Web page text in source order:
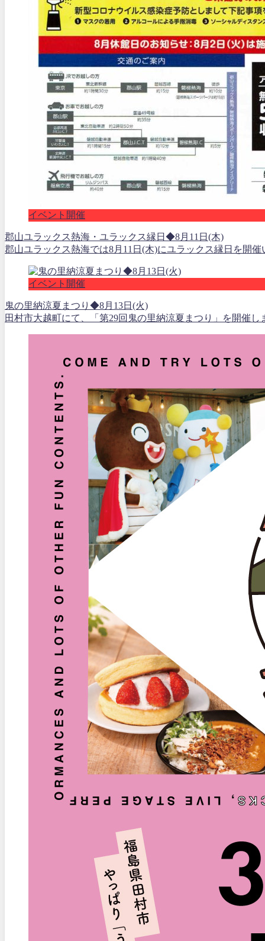
イベント開催
郡山ユラックス熱海・ユラックス縁日◆8月11日(木)
郡山ユラックス熱海では8月11日(木)にユラックス縁日を開
イベント開催
鬼の里納涼夏まつり◆8月13日(火)
田村市大越町にて、「第29回鬼の里納涼夏まつり」を開催